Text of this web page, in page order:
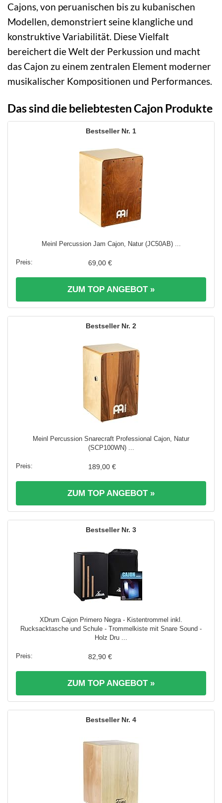
Cajons, von peruanischen bis zu kubanischen
Modellen, demonstriert seine klangliche und
konstruktive Variabilität. Diese Vielfalt
bereichert die Welt der Perkussion und macht
das Cajon zu einem zentralen Element moderner
musikalischer Kompositionen und Performances.
Das sind die beliebtesten Cajon Produkte
1
Meinl Percussion Jam Cajon, Natur (JC50AB) ...
69,00 €
ZUM TOP ANGEBOT »
2
Meinl Percussion Snarecraft Professional Cajon, Natur
(SCP100WN) ...
189,00 €
ZUM TOP ANGEBOT »
3
XDrum Cajon Primero Negra - Kistentrommel inkl.
Rucksacktasche und Schule - Trommelkiste mit Snare Sound -
Holz Dru ...
82,90 €
ZUM TOP ANGEBOT »
4